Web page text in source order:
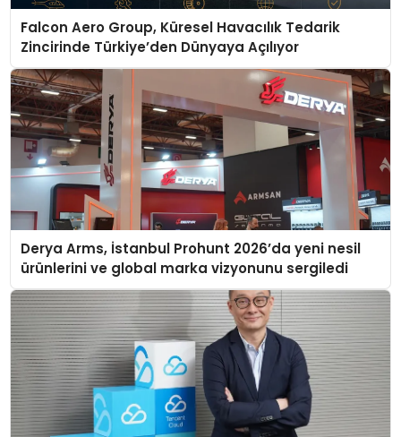
Falcon Aero Group, Küresel Havacılık Tedarik
Zincirinde Türkiye’den Dünyaya Açılıyor
Derya Arms, İstanbul Prohunt 2026’da yeni nesil
ürünlerini ve global marka vizyonunu sergiledi